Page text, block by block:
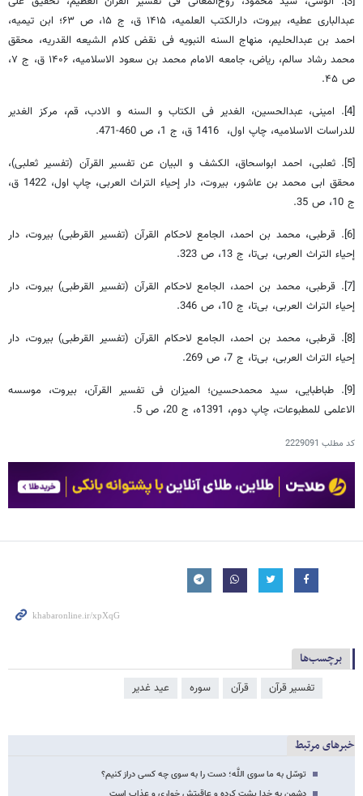
عبدالباری عطیه، بیروت، دارالکتب العلمیه، ۱۴۱۵ ق، ج ۱۵، ص ۶۳؛ ابن تیمیه،
احمد بن عبدالحلیم، منهاج السنه النبویه فی نقض کلام الشیعه القدریه، محقق
محمد رشاد سالم، ریاض، جامعه الامام محمد بن سعود الاسلامیه، ۱۴۰۶ ق، ج ۷،
ص ۴۵.
[4]. امینی، عبدالحسین، الغدیر فی الکتاب و السنه و الادب، قم، مرکز الغدیر
للدراسات الاسلامیه‏، چاپ اول‏، 1416 ق، ج 1، ص 460-471.
[5]. ثعلبی، احمد ابواسحاق، الکشف و البیان عن تفسیر القرآن (تفسیر ثعلبی)،
محقق ابی محمد بن عاشور، بیروت، دار إحیاء التراث العربی، چاپ اول، 1422 ق،
ج 10، ص 35.
[6]. قرطبی، محمد بن احمد، الجامع لاحکام القرآن (تفسیر القرطبی) بیروت، دار
إحیاء التراث العربی، بی‌تا، ج 13، ص 323.
[7]. قرطبی، محمد بن احمد، الجامع لاحکام القرآن (تفسیر القرطبی) بیروت، دار
إحیاء التراث العربی، بی‌تا، ج 10، ص 346.
[8]. قرطبی، محمد بن احمد، الجامع لاحکام القرآن (تفسیر القرطبی) بیروت، دار
إحیاء التراث العربی، بی‌تا، ج 7، ص 269.
[9]. طباطبایی، سید محمدحسین؛‌ المیزان فی تفسیر القرآن، بیروت، موسسه
الاعلمی للمطبوعات، چاپ دوم، 1391ه، ج 20، ص 5.
کد مطلب 2229091
برچسب‌ها
تفسیر قرآن قرآن سوره عید غدیر
خبرهای مرتبط
توسّل به ما سوی اللَّه؛ دست را به سوی چه کسی دراز کنیم؟